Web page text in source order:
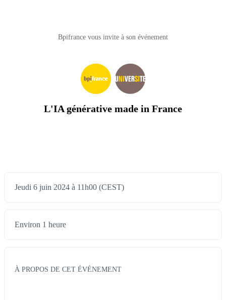
Bpifrance vous invite à son événement
L'IA générative made in France
Jeudi 6 juin 2024 à 11h00 (CEST)
Environ 1 heure
À PROPOS DE CET ÉVÉNEMENT